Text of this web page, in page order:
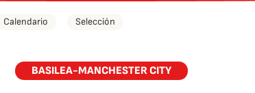
Calendario Selección
BASILEA-MANCHESTER CITY